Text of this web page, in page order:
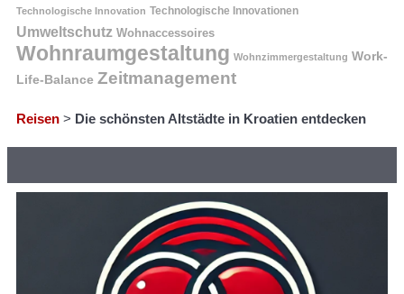
Technologische Innovation Technologische Innovationen
Umweltschutz Wohnaccessoires
Wohnraumgestaltung Wohnzimmergestaltung Work-
Life-Balance Zeitmanagement
Reisen > Die schönsten Altstädte in Kroatien entdecken